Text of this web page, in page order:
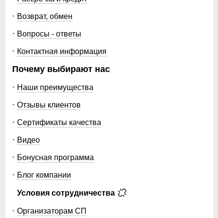
Возврат, обмен
Вопросы - ответы
Контактная информация
Почему выбирают нас
Наши преимущества
Отзывы клиентов
Сертификаты качества
Видео
Бонусная программа
Блог компании
Условия сотрудничества
Организаторам СП